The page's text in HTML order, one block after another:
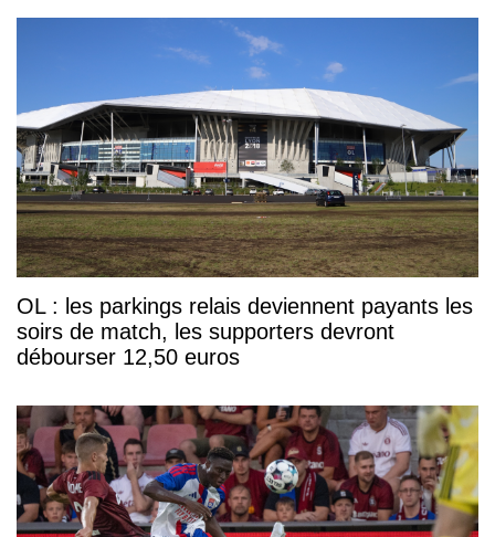
OL : les parkings relais deviennent payants les
soirs de match, les supporters devront
débourser 12,50 euros